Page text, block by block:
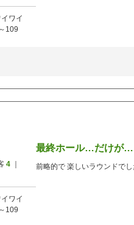
ワイ
109
4
ワイ
109
最終ホール…だけが…
前略的で 楽しいラウンドで